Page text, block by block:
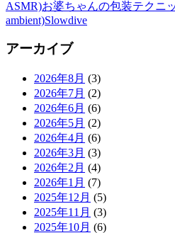
ASMR)お婆ちゃんの包装テクニ
ambient)Slowdive
アーカイブ
2026年8月 (3)
2026年7月 (2)
2026年6月 (6)
2026年5月 (2)
2026年4月 (6)
2026年3月 (3)
2026年2月 (4)
2026年1月 (7)
2025年12月 (5)
2025年11月 (3)
2025年10月 (6)